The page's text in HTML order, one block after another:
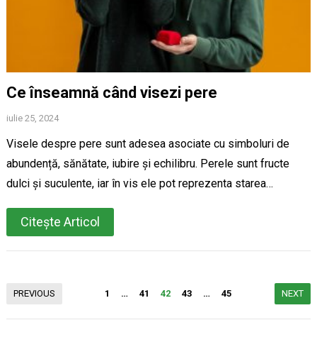
Ce înseamnă când visezi pere
iulie 25, 2024
Visele despre pere sunt adesea asociate cu simboluri de
abundență, sănătate, iubire și echilibru. Perele sunt fructe
dulci și suculente, iar în vis ele pot reprezenta starea…
Citește Articol
Paginație
PREVIOUS 1 … 41 42 43 … 45 NEXT